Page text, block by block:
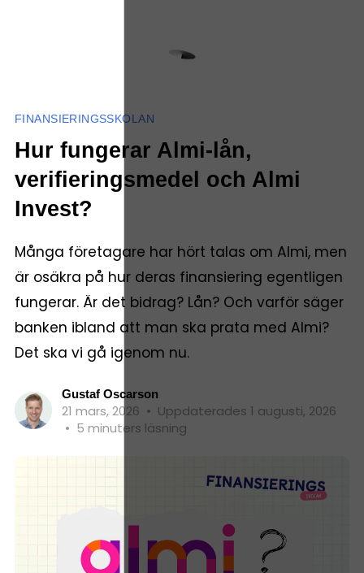
FINANSIERINGSSKOLAN
Hur fungerar Almi-lån,
verifieringsmedel och Almi
Invest?
Många företagare har hört talas om Almi, men
är osäkra på hur deras finansiering egentligen
fungerar. Är det bidrag? Lån? Och varför säger
banken ibland att man ska prata med Almi?
Det ska vi gå igenom nu.
Gustaf Oscarson
21 mars, 2026 • Uppdaterades 1 augusti, 2026
• 5 minuters läsning